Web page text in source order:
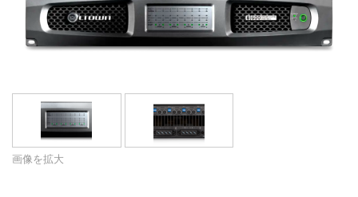
サポート
言語/地域
画像を拡大